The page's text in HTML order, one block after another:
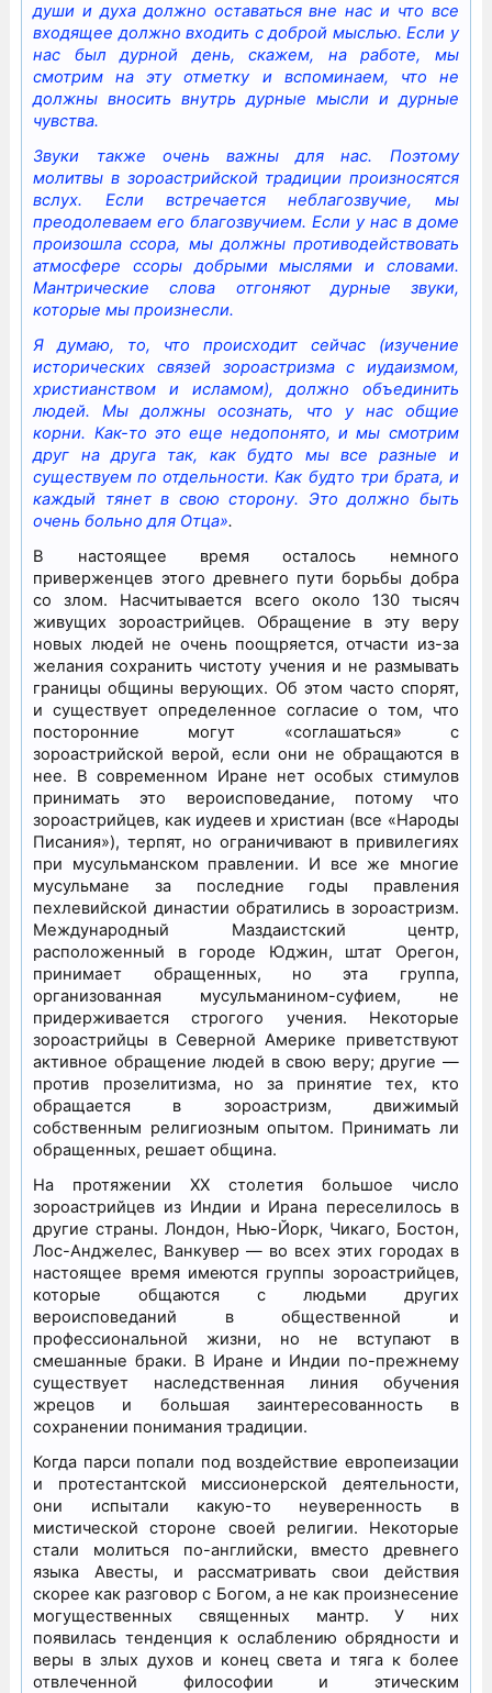
души и духа должно оставаться вне нас и что все
входящее должно входить с доброй мыслью. Если у
нас был дурной день, скажем, на работе, мы
смотрим на эту отметку и вспоминаем, что не
должны вносить внутрь дурные мысли и дурные
чувства.
Звуки также очень важны для нас. Поэтому
молитвы в зороастрийской традиции произносятся
вслух. Если встречается неблагозвучие, мы
преодолеваем его благозвучием. Если у нас в доме
произошла ссора, мы должны противодействовать
атмосфере ссоры добрыми мыслями и словами.
Мантрические слова отгоняют дурные звуки,
которые мы произнесли.
Я думаю, то, что происходит сейчас (изучение
исторических связей зороастризма с иудаизмом,
христианством и исламом), должно объединить
людей. Мы должны осознать, что у нас общие
корни. Как-то это еще недопонято, и мы смотрим
друг на друга так, как будто мы все разные и
существуем по отдельности. Как будто три брата, и
каждый тянет в свою сторону. Это должно быть
очень больно для Отца».
В настоящее время осталось немного
приверженцев этого древнего пути борьбы добра
со злом. Насчитывается всего около 130 тысяч
живущих зороастрийцев. Обращение в эту веру
новых людей не очень поощряется, отчасти из-за
желания сохранить чистоту учения и не размывать
границы общины верующих. Об этом часто спорят,
и существует определенное согласие о том, что
посторонние могут «соглашаться» с
зороастрийской верой, если они не обращаются в
нее. В современном Иране нет особых стимулов
принимать это вероисповедание, потому что
зороастрийцев, как иудеев и христиан (все «Народы
Писания»), терпят, но ограничивают в привилегиях
при мусульманском правлении. И все же многие
мусульмане за последние годы правления
пехлевийской династии обратились в зороастризм.
Международный Маздаистский центр,
расположенный в городе Юджин, штат Орегон,
принимает обращенных, но эта группа,
организованная мусульманином-суфием, не
придерживается строгого учения. Некоторые
зороастрийцы в Северной Америке приветствуют
активное обращение людей в свою веру; другие —
против прозелитизма, но за принятие тех, кто
обращается в зороастризм, движимый
собственным религиозным опытом. Принимать ли
обращенных, решает община.
На протяжении XX столетия большое число
зороастрийцев из Индии и Ирана переселилось в
другие страны. Лондон, Нью-Йорк, Чикаго, Бостон,
Лос-Анджелес, Ванкувер — во всех этих городах в
настоящее время имеются группы зороастрийцев,
которые общаются с людьми других
вероисповеданий в общественной и
профессиональной жизни, но не вступают в
смешанные браки. В Иране и Индии по-прежнему
существует наследственная линия обучения
жрецов и большая заинтересованность в
сохранении понимания традиции.
Когда парси попали под воздействие европеизации
и протестантской миссионерской деятельности,
они испытали какую-то неуверенность в
мистической стороне своей религии. Некоторые
стали молиться по-английски, вместо древнего
языка Авесты, и рассматривать свои действия
скорее как разговор с Богом, а не как произнесение
могущественных священных мантр. У них
появилась тенденция к ослаблению обрядности и
веры в злых духов и конец света и тяга к более
отвлеченной философии и этическим